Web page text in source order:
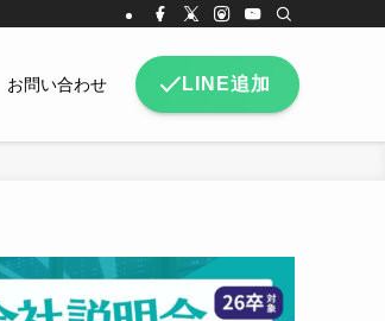
お問い合わせ LINE追加